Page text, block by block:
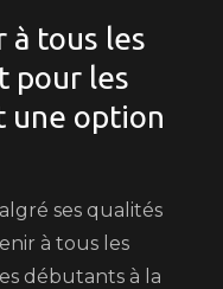
à tous les
pour les
une option
ses qualités
à tous les
débutants à la